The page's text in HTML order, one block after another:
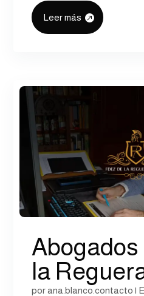
Leer más
Abogados
la
porana.blanco.contacto |